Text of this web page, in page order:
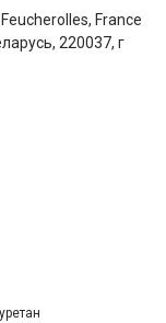
France
220037, г